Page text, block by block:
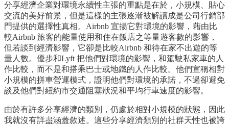
分享經濟企業對環境永續性主張的重點是在於，小規模、貼心
交流的美好前景，但是這樣的主張逐漸被解讀成是公司行銷部
門提供的選擇性真相。Airbnb 宣揚它對環境的影響，藉由比
較Airbnb 旅客的能量使用和住在飯店之等量遊客數的影響，
但若談到經濟影響，它卻是比較Airbnb 和待在家不出遊的等
量人數。優步和Lyft 把他們對環境的影響，和駕駛私家車的人
作比較，而不是和搭乘巴士或地鐵的人作比較。他們宣稱相對
小規模的拼車營運模式，證明他們對環境的承諾，不過卻避免
談及他們對紐約市交通阻塞狀況和平均行車速度的影響。
由於有許多分享經濟的類別，仍處於相對小規模的狀態，因此
我就沒有詳盡涵蓋敘述。這些分享經濟類別的社群天性也被誇